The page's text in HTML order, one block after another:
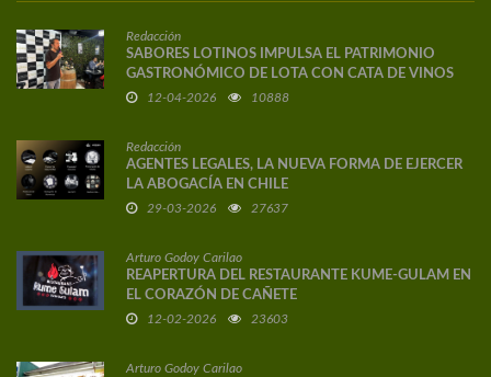
Redacción
SABORES LOTINOS IMPULSA EL PATRIMONIO
GASTRONÓMICO DE LOTA CON CATA DE VINOS
DE AUTOR
12-04-2026 10888
Redacción
AGENTES LEGALES, LA NUEVA FORMA DE EJERCER
LA ABOGACÍA EN CHILE
29-03-2026 27637
Arturo Godoy Carilao
REAPERTURA DEL RESTAURANTE KUME-GULAM EN
EL CORAZÓN DE CAÑETE
12-02-2026 23603
Arturo Godoy Carilao